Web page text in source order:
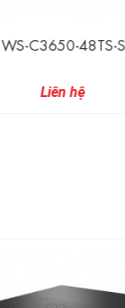
WS-C3650-48TS-S
Liên hệ